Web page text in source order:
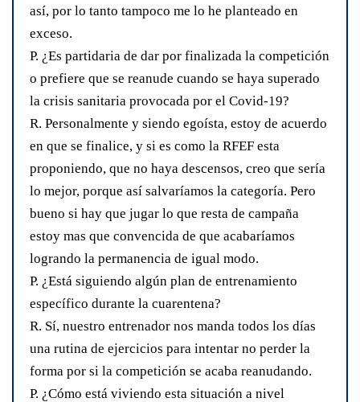
así, por lo tanto tampoco me lo he planteado en
exceso.
P. ¿Es partidaria de dar por finalizada la competición
o prefiere que se reanude cuando se haya superado
la crisis sanitaria provocada por el Covid-19?
R. Personalmente y siendo egoísta, estoy de acuerdo
en que se finalice, y si es como la RFEF esta
proponiendo, que no haya descensos, creo que sería
lo mejor, porque así salvaríamos la categoría. Pero
bueno si hay que jugar lo que resta de campaña
estoy mas que convencida de que acabaríamos
logrando la permanencia de igual modo.
P. ¿Está siguiendo algún plan de entrenamiento
específico durante la cuarentena?
R. Sí, nuestro entrenador nos manda todos los días
una rutina de ejercicios para intentar no perder la
forma por si la competición se acaba reanudando.
P. ¿Cómo está viviendo esta situación a nivel